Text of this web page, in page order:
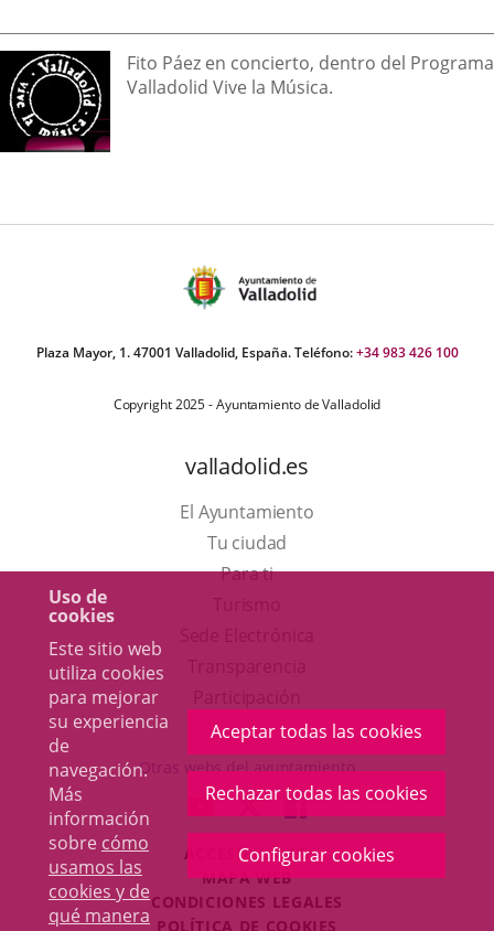
Uso de
cookies
Este sitio web
utiliza cookies
para mejorar
su experiencia
de
navegación.
Más
información
sobre cómo
usamos las
cookies y de
qué manera
Aceptar todas las cookies
Rechazar todas las cookies
Configurar cookies
DescripciónFito Páez en concierto, dentro del Programa
Valladolid Vive la Música.
Plaza Mayor, 1. 47001 Valladolid, España. Teléfono:+34 983 426 100
Copyright 2025 - Ayuntamiento de Valladolid
valladolid.es
El Ayuntamiento
Tu ciudad
Para ti
en
una
ventana
nueva.
aplicación
externa.
Otras webs del ayuntamiento
ENLACE
A
UNA
APLICACIÓN
EXTERNA.
ENLACE
A
UNA
APLICACIÓN
EXTERNA.
ENLACE
A
UNA
EXTERNA.
ACCESIBILIDAD
MAPA WEB
CONDICIONES LEGALES
POLÍTICA DE COOKIES